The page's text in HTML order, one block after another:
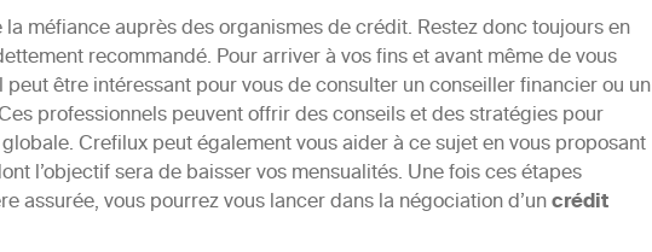
méfiance auprès des organismes de crédit. Restez donc toujours en
recommandé. Pour arriver à vos fins et avant même de vous
être intéressant pour vous de consulter un conseiller financier ou un
professionnels peuvent offrir des conseils et des stratégies pour
Crefilux peut également vous aider à ce sujet en vous proposant
l’objectif sera de baisser vos mensualités. Une fois ces étapes
assurée, vous pourrez vous lancer dans la négociation d’uncrédit